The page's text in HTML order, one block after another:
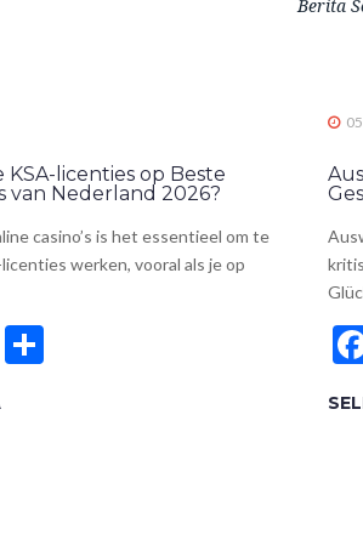
Berita
licenties op Beste
van Nederland 2026?
casino’s is het essentieel om te
werken, vooral als je op
Email